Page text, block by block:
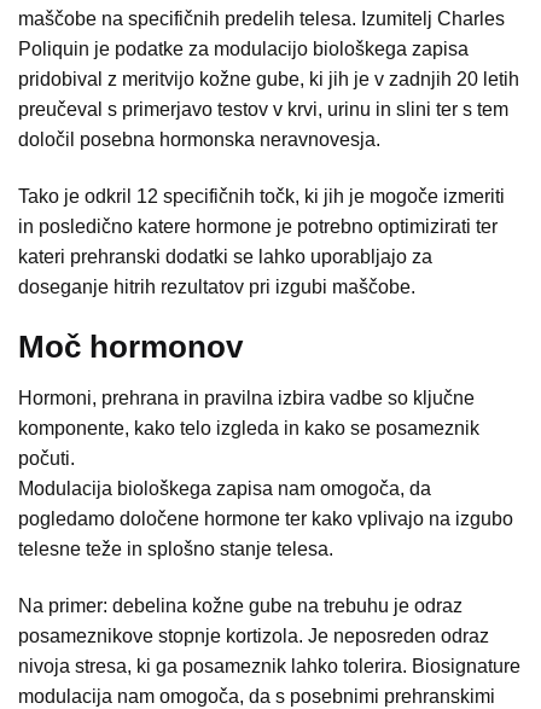
maščobe na specifičnih predelih telesa. Izumitelj Charles
Poliquin je podatke za modulacijo biološkega zapisa
pridobival z meritvijo kožne gube, ki jih je v zadnjih 20 letih
preučeval s primerjavo testov v krvi, urinu in slini ter s tem
določil posebna hormonska neravnovesja.
Tako je odkril 12 specifičnih točk, ki jih je mogoče izmeriti
in posledično katere hormone je potrebno optimizirati ter
kateri prehranski dodatki se lahko uporabljajo za
doseganje hitrih rezultatov pri izgubi maščobe.
Moč hormonov
Hormoni, prehrana in pravilna izbira vadbe so ključne
komponente, kako telo izgleda in kako se posameznik
počuti.
Modulacija biološkega zapisa nam omogoča, da
pogledamo določene hormone ter kako vplivajo na izgubo
telesne teže in splošno stanje telesa.
Na primer: debelina kožne gube na trebuhu je odraz
posameznikove stopnje kortizola. Je neposreden odraz
nivoja stresa, ki ga posameznik lahko tolerira. Biosignature
modulacija nam omogoča, da s posebnimi prehranskimi